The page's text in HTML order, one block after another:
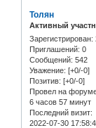
Толян
Активный
Зарегистрирован:
Приглашений: 0
Сообщений: 542
Уважение: [+0/-0]
Позитив: [+0/-0]
Провел на
6 часов 57 минут
Последний визит:
2022-07-30